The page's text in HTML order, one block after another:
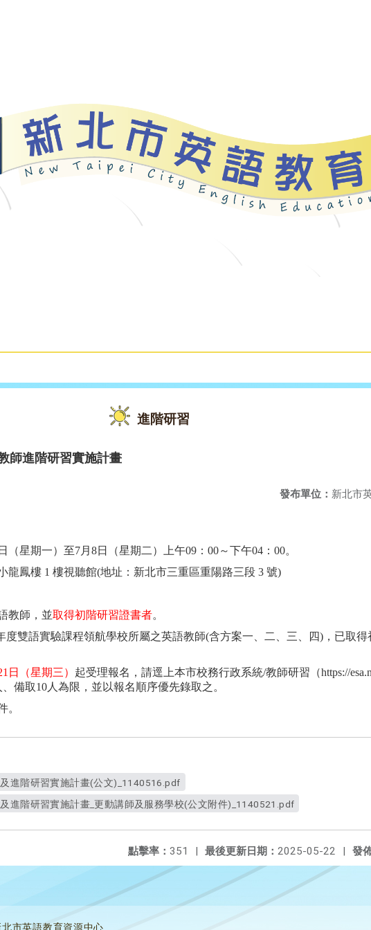
進階研習
師進階研習實施計畫
發布單位： 新北市
日（星期一）至7月 8日（星期二）上午09 ： 00～下午04 ： 00。
龍鳳樓 1 樓視聽館(地址：新北市三重區重陽路三段 3 號)
教師，並取得初階研習證書者。
度雙語實驗課程領航學校所屬之英語教師(含方案一、二、三、四) ，已取
日（星期三） 起受理報名，請逕上本市校務行政系統/教師研習（https://
、備取10 人為限，並以報名順序優先錄取之。
。
進階研習實施計畫(公文)_1140516.pdf
進階研習實施計畫_更動講師及服務學校(公文附件)_1140521.pdf
發
最後更新日期： 2025-05-22 |
點擊率： 351 |
北市英語教育資源中心